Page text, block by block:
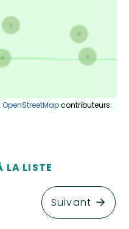
OpenStreetMapcontributeurs.
LA LISTE
Suivant